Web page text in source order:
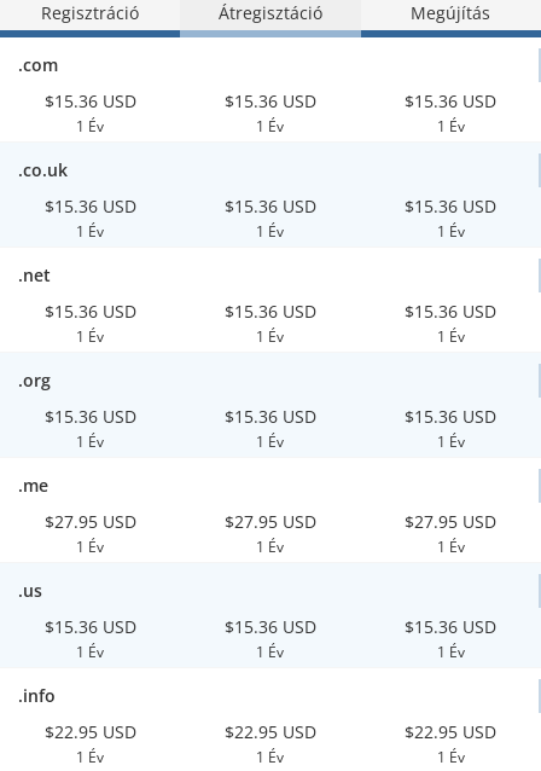
Regisztráció
Átregisztáció Megújítás
.com
$15.36 USD
1 Év
$15.36 USD
1 Év
$15.36 USD
1 Év
.co.uk
$15.36 USD
1 Év
$15.36 USD
1 Év
$15.36 USD
1 Év
.net
$15.36 USD
1 Év
$15.36 USD
1 Év
$15.36 USD
1 Év
.org
$15.36 USD
1 Év
$15.36 USD
1 Év
$15.36 USD
1 Év
.me
$27.95 USD
1 Év
$27.95 USD
1 Év
$27.95 USD
1 Év
.us
$15.36 USD
1 Év
$15.36 USD
1 Év
$15.36 USD
1 Év
.info
$22.95 USD
1 Év
$22.95 USD
1 Év
$22.95 USD
1 Év